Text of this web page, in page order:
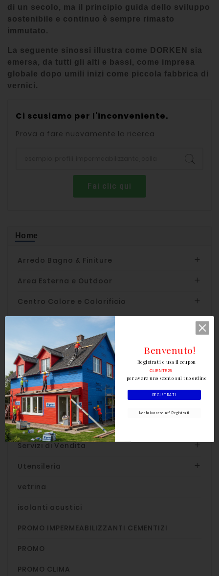
di un secolo, ma il principio guida dello sviluppo
sostenibile e continuo è sempre rimasto
immutato.
La seguente sinossi illustra come DORKEN sia
emersa, da tutti gli alti e bassi, come impresa
globale dopo umili inizi come piccola fabbrica di
vernici.
Ci scusiamo per l'inconveniente.
Prova a fare nuovamente la ricerca
Fai clic qui
Home
Arredo Bagno & Finiture 
Area Esterna e Outdoor 
Centro Colore e Colorificio 

Elettroutensili
Ferramenta 
Idraulica
Legnami per edilizia
Porte e finestre
Servizi di Vendita 
Utensileria 
vetrina
isolanti acustici
PROMO IMPERMEABILIZZANTI CEMENTIZI
PROMO
PROMO CLIMA
REGISTRATI
Non hai un account? Registrati
Registrati e usa il coupon
per avere uno sconto sul tuo ordine
CLIENTE26
Benvenuto!